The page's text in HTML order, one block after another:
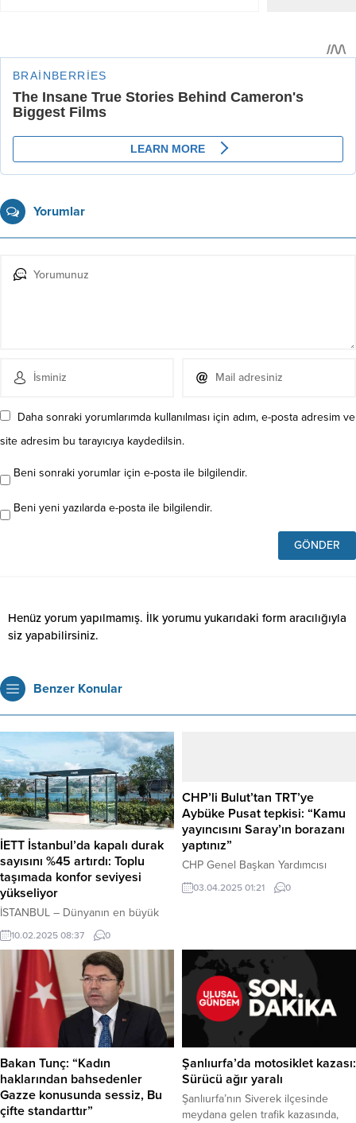
Yorumlar
Daha sonraki yorumlarımda kullanılması için adım, e-posta adresim ve
site adresim bu tarayıcıya kaydedilsin.
Beni sonraki yorumlar için e-posta ile bilgilendir.
Beni yeni yazılarda e-posta ile bilgilendir.
Henüz yorum yapılmamış. İlk yorumu yukarıdaki form aracılığıyla
siz yapabilirsiniz.
Benzer Konular
İETT İstanbul’da kapalı durak
sayısını %45 artırdı: Toplu
taşımada konfor seviyesi
yükseliyor
İSTANBUL – Dünyanın en büyük
ikinci toplu taşıma kurumu olan
İstanbul Elektrik Tramvay ve Tünel
İşletmeleri (İETT), İstanbulluların
toplu taşıma deneyimini iyileştirmek
adına önemli bir adım attı. Kent
genelindeki kapalı durak sayısını
%45 oranında artıran İETT,
yolcuların duraklarda hava
koşullarından daha az etkilenmesini
hedefliyor. İstanbul Büyükşehir
Belediyesi (İBB) iştiraki olan...
10.02.2025 08:37 0
CHP’li Bulut’tan TRT’ye
Aybüke Pusat tepkisi: “Kamu
yayıncısını Saray’ın borazanı
yaptınız”
CHP Genel Başkan Yardımcısı
Burhanettin Bulut, oyuncu Aybüke
Pusat’ın boykot çağrısı yaptığı
vergileriyle yayın yapan bir kamu
kurumu, babanızın çiftliği değil.
Sizin gibi düşünmeyene nefes
almak bile yasak olsun
istiyorsunuz. Kamu yayıncısı TRT’yi,
Saray’ın borazanına çevirdiniz”
ifadelerini kullandı....
03.04.2025 01:21 0
Bakan Tunç: “Kadın
haklarından bahsedenler
Gazze konusunda sessiz, Bu
çifte standarttır”
Şanlıurfa’da motosiklet kazası:
Sürücü ağır yaralı
Şanlıurfa’nın Siverek ilçesinde
meydana gelen trafik kazasında,